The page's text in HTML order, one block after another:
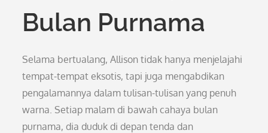
Bulan Purnama
Selama bertualang, Allison tidak hanya menjelajahi
tempat-tempat eksotis, tapi juga mengabdikan
pengalamannya dalam tulisan-tulisan yang penuh
warna. Setiap malam di bawah cahaya bulan
purnama, dia duduk di depan tenda dan